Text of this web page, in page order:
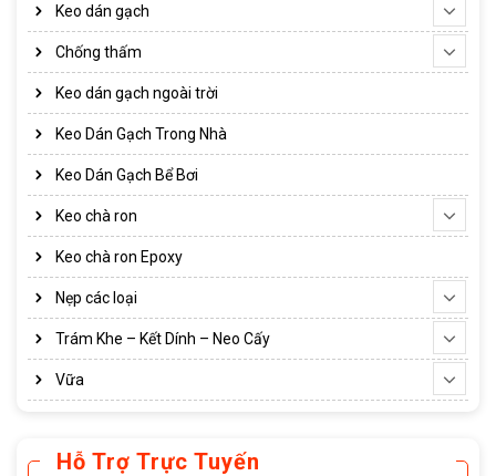
Keo dán gạch
Chống thấm
Keo dán gạch ngoài trời
Keo Dán Gạch Trong Nhà
Keo Dán Gạch Bể Bơi
Keo chà ron
Keo chà ron Epoxy
Nẹp các loại
Trám Khe – Kết Dính – Neo Cấy
Vữa
Hỗ Trợ Trực Tuyến